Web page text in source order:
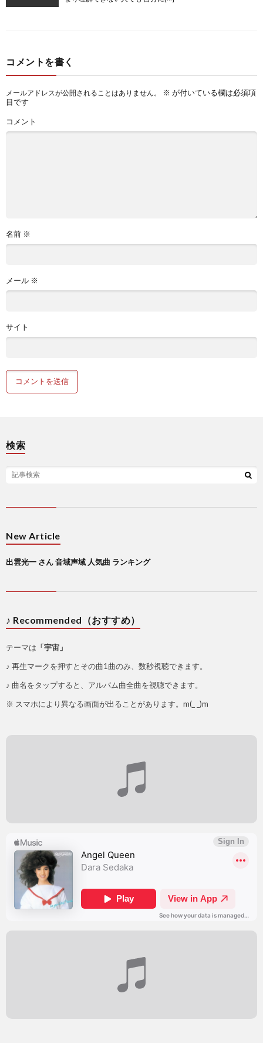
コメントを書く
メールアドレスが公開されることはありません。 ※ が付いている欄は必須項
目です
コメント
名前 ※
メール ※
サイト
検索
New Article
出雲光一 さん 音域声域 人気曲 ランキング
♪ Recommended（おすすめ）
テーマは 「宇宙」
♪ 再生マークを押すとその曲1曲のみ、数秒視聴できます。
♪ 曲名をタップすると、アルバム曲全曲を視聴できます。
※ スマホにより異なる画面が出ることがあります。m(_ _)m